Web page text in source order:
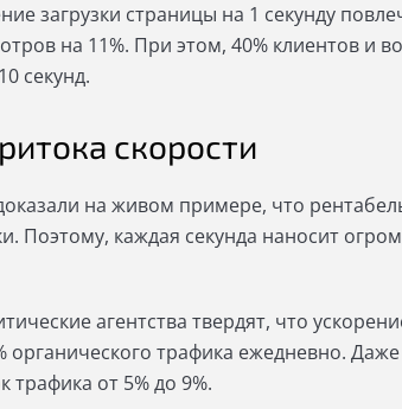
загрузки страницы на 1 секунду
на 11%. При этом, 40% клиентов и
секунд.
скорости
на живом примере, что
Поэтому, каждая секунда наносит
агентства твердят, что
органического трафика ежедневно.
трафика от 5% до 9%.